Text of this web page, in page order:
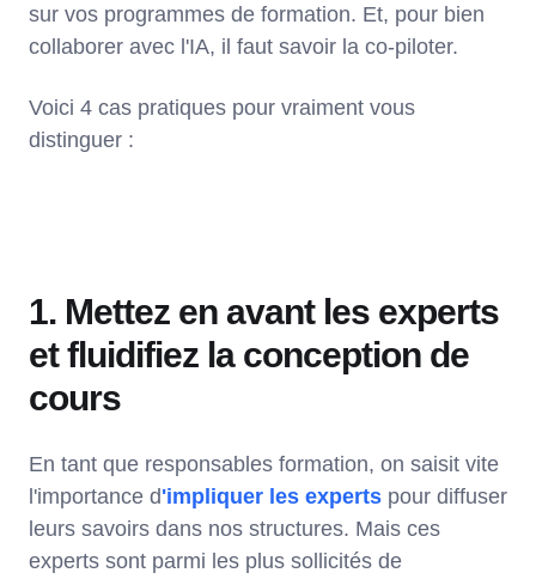
sur vos programmes de formation. Et, pour bien
collaborer avec l'IA, il faut savoir la co-piloter.
Voici 4 cas pratiques pour vraiment vous
distinguer :
1. Mettez en avant les experts
et fluidifiez la conception de
cours
En tant que responsables formation, on saisit vite
l'importance d'impliquer les experts pour diffuser
leurs savoirs dans nos structures. Mais ces
experts sont parmi les plus sollicités de